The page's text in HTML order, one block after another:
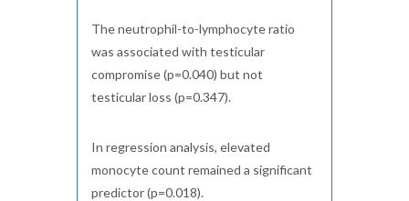
The neutrophil-to-lymphocyte ratio
was associated with testicular
compromise (p=0.040) but not
testicular loss (p=0.347).
In regression analysis, elevated
monocyte count remained a significant
predictor (p=0.018).